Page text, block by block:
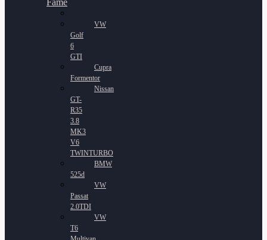
Fame
VW
Golf
6
GTI
Cupra
Formentor
Nissan
GT-
R35
3.8
MK3
V6
TWINTURBO
BMW
525d
VW
Passat
2.0TDI
VW
T6